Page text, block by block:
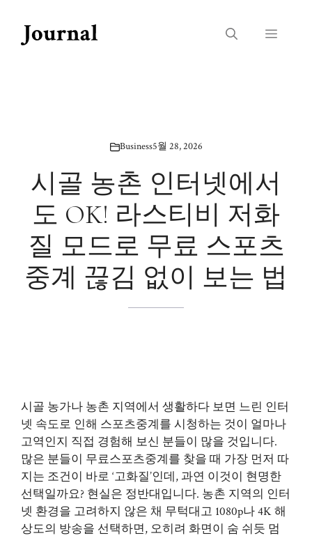
content
Menu
Business5월 28, 2026
시골 농촌 인터넷에서
도 OK! 라스티비 저화
질 모드로 무료 스포츠
중계 끊김 없이 보는 법
시골 농가나 농촌 지역에서 생활하다 보면 느린 인터
넷 속도로 인해 스포츠중계를 시청하는 것이 얼마나
고역인지 직접 경험해 보신 분들이 많을 것입니다.
많은 분들이 무료스포츠중계를 찾을 때 가장 먼저 따
지는 조건이 바로 ‘고화질’인데, 과연 이것이 현명한
선택일까요? 현실은 정반대입니다. 농촌 지역의 인터
넷 환경을 고려하지 않은 채 무턱대고 1080p나 4K 해
상도의 방송을 선택하면, 오히려 화면이 숨 쉬듯 멈